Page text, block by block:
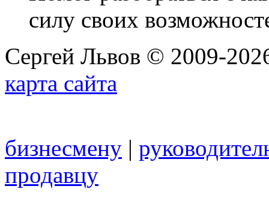
силу своих
Сергей Львов © 2009-
карта сайта
бизнесмену |
продавцу